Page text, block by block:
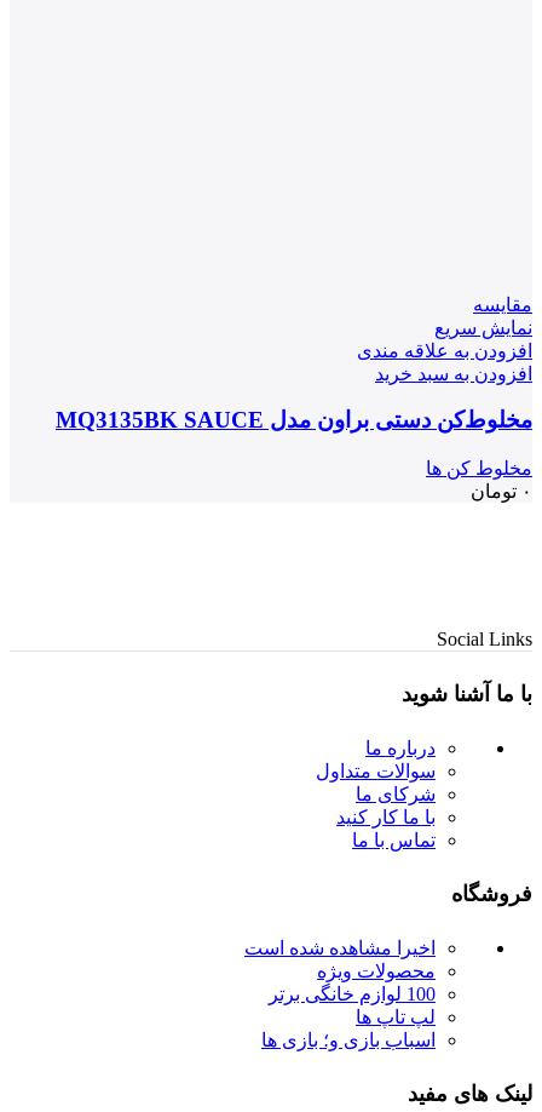
مقايسه
نمایش سریع
افزودن به علاقه مندی
افزودن به سبد خرید
مخلوط‌کن دستی براون مدل MQ3135BK SAUCE
مخلوط کن ها
۰ تومان
Social Links
با ما آشنا شوید
درباره ما
سوالات متداول
شرکای ما
با ما کار کنید
تماس با ما
فروشگاه
اخیرا مشاهده شده است
محصولات ویژه
100 لوازم خانگی برتر
لپ تاپ ها
اسباب بازی و؛ بازی ها
لینک های مفید